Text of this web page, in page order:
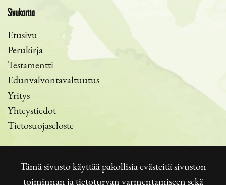
Tämä sivusto käyttää pakollisia evästeitä sivuston
toiminnan ja tietoturvan varmentamiseen sekä
Sivukartta
Etusivu
Perukirja
Testamentti
Edunvalvontavaltuutus
Yritys
Yhteystiedot
Tietosuojaseloste